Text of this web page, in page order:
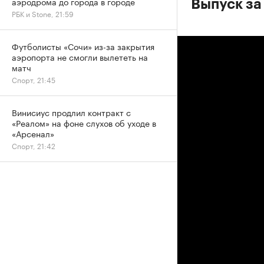
Выпуск
РБК и Stone, 21:59
Футболисты «Сочи» из-за закрытия
аэропорта не смогли вылететь на
матч
Спорт, 21:45
Винисиус продлил контракт с
«Реалом» на фоне слухов об уходе в
«Арсенал»
Спорт, 21:42